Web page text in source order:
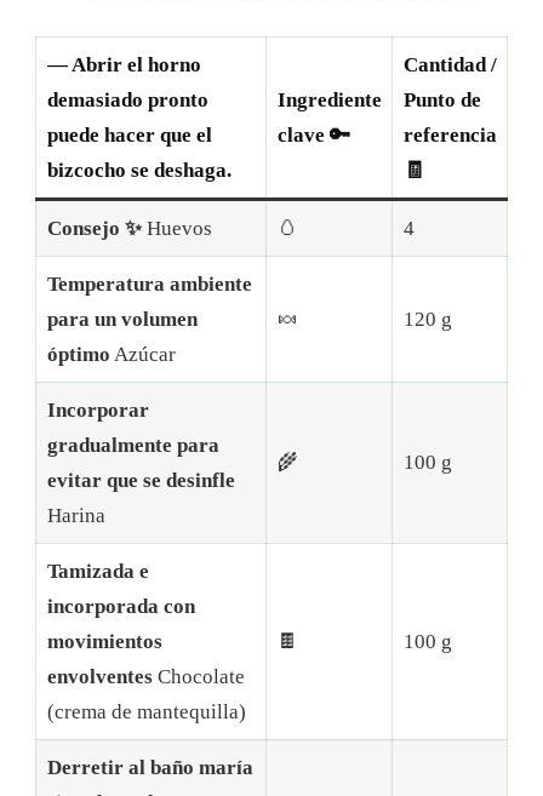
— Abrir el horno
demasiado pronto
puede hacer que el
bizcocho se deshaga.
Ingrediente
clave 🔑
Cantidad /
Punto de
referencia
🧾
Consejo ✨Huevos 🥚 4
Temperatura ambiente
para un volumen
óptimo Azúcar
🍬 120 g
Incorporar
gradualmente para
evitar que se desinfle
Harina
🌾 100 g
Tamizada e
incorporada con
movimientos
envolventesChocolate
(crema de mantequilla)
🍫 100 g
Derretir al baño maría